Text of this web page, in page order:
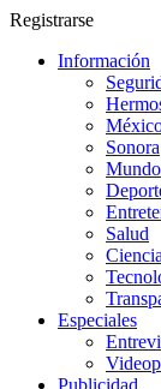
Registrarse
Información
Sonora
Mundo
Salud
Ciencia
Especiales
Publicidad